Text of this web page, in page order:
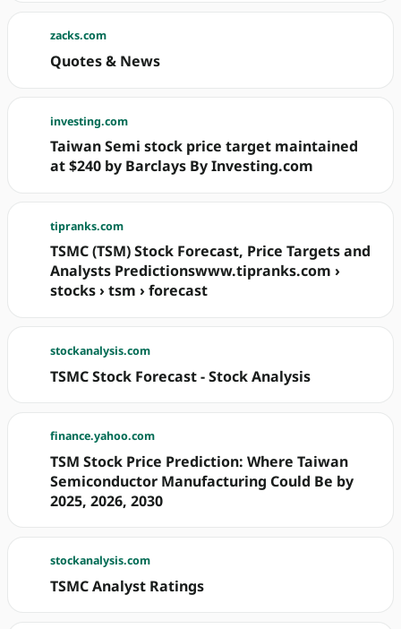
zacks.com
Quotes & News
investing.com
Taiwan Semi stock price target maintained
at $240 by Barclays By Investing.com
tipranks.com
TSMC (TSM) Stock Forecast, Price Targets and
Analysts Predictionswww.tipranks.com ›
stocks › tsm › forecast
stockanalysis.com
TSMC Stock Forecast - Stock Analysis
finance.yahoo.com
TSM Stock Price Prediction: Where Taiwan
Semiconductor Manufacturing Could Be by
2025, 2026, 2030
stockanalysis.com
TSMC Analyst Ratings